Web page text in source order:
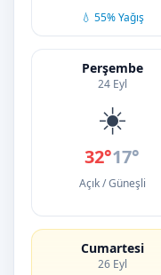
💧 55% Yağış
Perşembe
24 Eyl
☀️
32°17°
Açık / Güneşli
Cumartesi
26 Eyl